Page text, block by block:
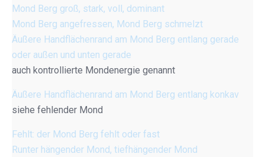
Mond Berg groß, stark, voll, dominant
Mond Berg angefressen, Mond Berg schmelzt
Äußere Handflächenrand am Mond Berg entlang gerade
oder außen und unten gerade
auch kontrollierte Mondenergie genannt
Äußere Handflächenrand am Mond Berg entlang konkav
siehe fehlender Mond
Fehlt: der Mond Berg fehlt oder fast
Runter hängender Mond, tiefhängender Mond